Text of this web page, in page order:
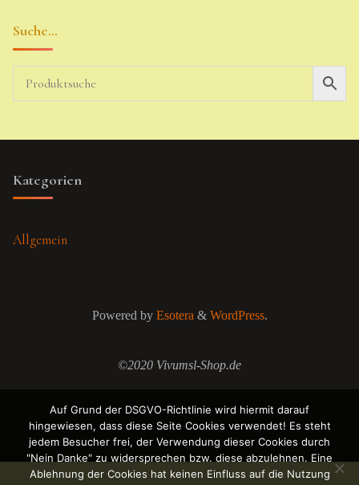
Suche…
Kategorien
Allgemein
Powered byEsotera& WordPress.
©2020 Vivumsl-Shop.de
Auf Grund der DSGVO-Richtlinie wird hiermit darauf
hingewiesen, dass diese Seite Cookies verwendet! Es steht
jedem Besucher frei, der Verwendung dieser Cookies durch
"Nein Danke" zu widersprechen bzw. diese abzulehnen. Eine
Ablehnung der Cookies hat keinen Einfluss auf die Nutzung